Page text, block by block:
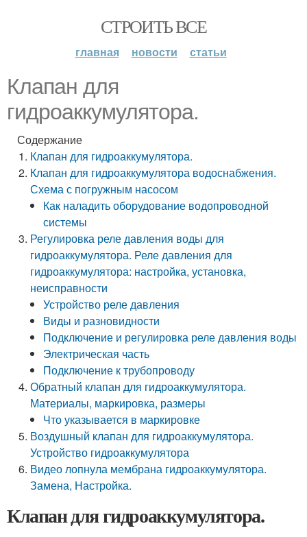
СТРОИТЬ ВСЕ
главная новости статьи
Клапан для
гидроаккумулятора.
Содержание
Клапан для гидроаккумулятора.
Клапан для гидроаккумулятора водоснабжения.
Схема с погружным насосом
Как наладить оборудование водопроводной
системы
Регулировка реле давления воды для
гидроаккумулятора. Реле давления для
гидроаккумулятора: настройка, установка,
неисправности
Устройство реле давления
Виды и разновидности
Подключение и регулировка реле давления воды
Электрическая часть
Подключение к трубопроводу
Обратный клапан для гидроаккумулятора.
Материалы, маркировка, размеры
Что указывается в маркировке
Воздушный клапан для гидроаккумулятора.
Устройство гидроаккумулятора
Видео лопнула мембрана гидроаккумулятора.
Замена, Настройка.
Клапан для гидроаккумулятора.